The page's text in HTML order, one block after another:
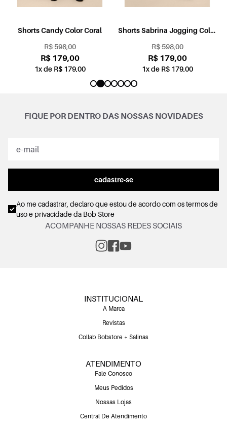
Shorts Candy Color Coral
R$ 598,00
R$ 179,00
1x de R$ 179,00
Shorts Sabrina Jogging Color
R$ 598,00
R$ 179,00
1x de R$ 179,00
FIQUE POR DENTRO DAS NOSSAS NOVIDADES
cadastre-se
Ao me cadastrar, declaro que estou de acordo com ostermos de
uso e privacidadeda Bob Store
ACOMPANHE NOSSAS REDES SOCIAIS
INSTITUCIONAL
A Marca
Revistas
Collab Bobstore + Salinas
ATENDIMENTO
Fale Conosco
Meus Pedidos
Nossas Lojas
Central De Atendimento